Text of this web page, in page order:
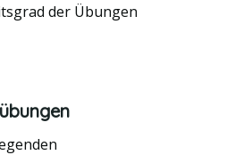
der Übungen